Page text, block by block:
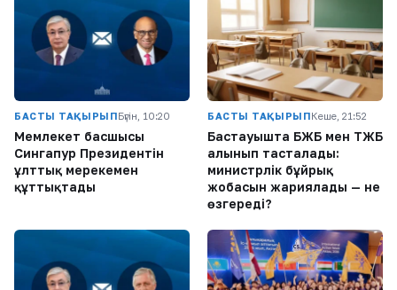
БАСТЫ ТАҚЫРЫПБүгін, 10:20
Мемлекет басшысы
Сингапур Президентін
ұлттық мерекемен
құттықтады
БАСТЫ ТАҚЫРЫПКеше, 21:52
Бастауышта БЖБ мен ТЖБ
алынып тасталады:
министрлік бұйрық
жобасын жариялады — не
өзгереді?